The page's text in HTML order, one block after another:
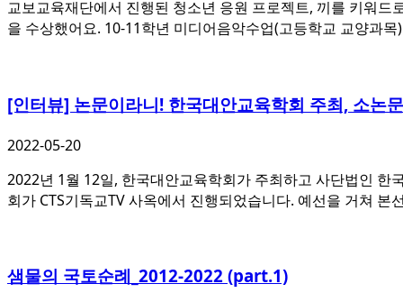
교보교육재단에서 진행된 청소년 응원 프로젝트, 끼를 키워
을 수상했어요. 10-11학년 미디어음악수업(고등학교 교양과목
[인터뷰] 논문이라니! 한국대안교육학회 주최, 소논
2022-05-20
2022년 1월 12일, 한국대안교육학회가 주최하고 사단법인 한
회가 CTS기독교TV 사옥에서 진행되었습니다. 예선을 거쳐 본
샘물의 국토순례_2012-2022 (part.1)